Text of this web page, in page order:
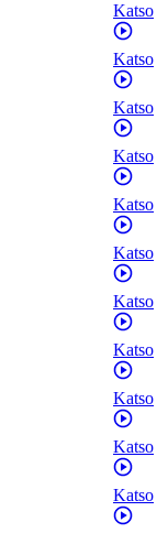
Katso
Katso
Katso
Katso
Katso
Katso
Katso
Katso
Katso
Katso
Katso